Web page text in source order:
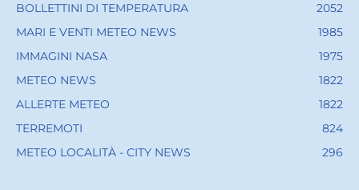
BOLLETTINI DI TEMPERATURA
2052
MARI E VENTI METEO NEWS
1985
IMMAGINI NASA
1975
METEO NEWS
1822
ALLERTE METEO
1822
TERREMOTI
824
METEO LOCALITÀ - CITY NEWS
296